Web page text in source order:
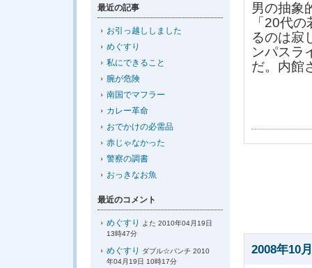
男の抽象
「20代
るのは寂
ンパスラ
だ。内館
2008年10
最近の記事
お引っ越ししました
めぐすり
私にできること
腕が危険
南国でマフラー
カレー革命
おでかけの必需品
赤じゃなかった
警察の調書
おっきなお魚
最近のコメント
めぐすり よた 2010年04月19日
13時47分
めぐすり
ダブル☆パンチ 2010
年04月19日 10時17分